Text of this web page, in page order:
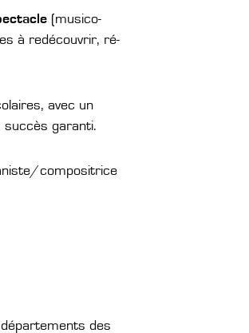
(musico-
à redécouvrir, ré-
avec un
succès garanti.
compositrice
des